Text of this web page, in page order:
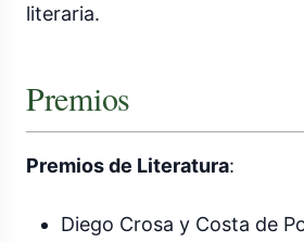
literaria.
Premios
Premios de Literatura:
Diego Crosa y Costa de